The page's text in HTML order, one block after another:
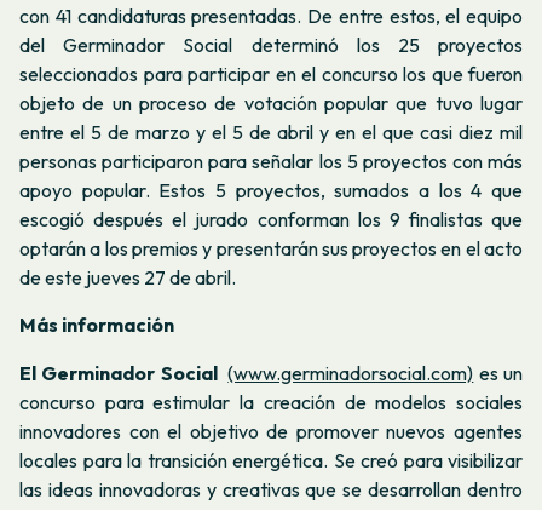
con 41 candidaturas presentadas. De entre estos, el equipo
del Germinador Social determinó los 25 proyectos
seleccionados para participar en el concurso los que fueron
objeto de un proceso de votación popular que tuvo lugar
entre el 5 de marzo y el 5 de abril y en el que casi diez mil
personas participaron para señalar los 5 proyectos con más
apoyo popular. Estos 5 proyectos, sumados a los 4 que
escogió después el jurado conforman los 9 finalistas que
optarán a los premios y presentarán sus proyectos en el acto
de este jueves 27 de abril.
Más información
El Germinador Social (www.germinadorsocial.com) es un
concurso para estimular la creación de modelos sociales
innovadores con el objetivo de promover nuevos agentes
locales para la transición energética. Se creó para visibilizar
las ideas innovadoras y creativas que se desarrollan dentro